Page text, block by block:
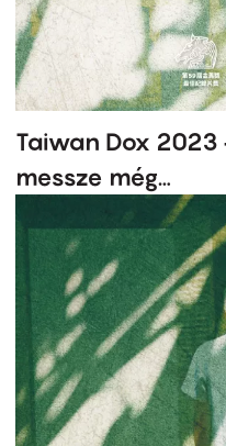
Taiwan Dox
messze még…